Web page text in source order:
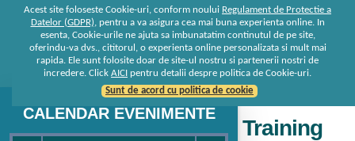
Acest site foloseste Cookie-uri, conform noului Regulament de Protectie a
Datelor (GDPR), pentru a va asigura cea mai buna experienta online. In
esenta, Cookie-urile ne ajuta sa imbunatatim continutul de pe site,
oferindu-va dvs., cititorul, o experienta online personalizata si mult mai
rapida. Ele sunt folosite doar de site-ul nostru si partenerii nostri de
incredere. Click AICI pentru detalii despre politica de Cookie-uri.
Sunt de acord cu politica de cookie
Seminare • Conferinte • Training
CALENDAR EVENIMENTE